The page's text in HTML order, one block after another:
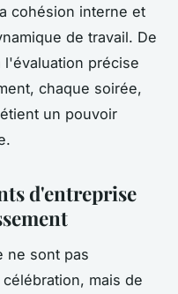
cohésion interne et
de travail. De
l'évaluation précise
chaque soirée,
un pouvoir
d'entreprise
ne sont pas
mais de